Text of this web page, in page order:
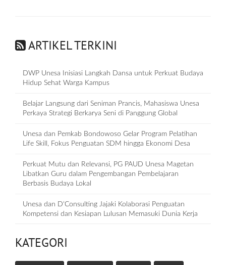
ARTIKEL TERKINI
DWP Unesa Inisiasi Langkah Dansa untuk Perkuat Budaya
Hidup Sehat Warga Kampus
Belajar Langsung dari Seniman Prancis, Mahasiswa Unesa
Perkaya Strategi Berkarya Seni di Panggung Global
Unesa dan Pemkab Bondowoso Gelar Program Pelatihan
Life Skill, Fokus Penguatan SDM hingga Ekonomi Desa
Perkuat Mutu dan Relevansi, PG PAUD Unesa Magetan
Libatkan Guru dalam Pengembangan Pembelajaran
Berbasis Budaya Lokal
Unesa dan D‘Consulting Jajaki Kolaborasi Penguatan
Kompetensi dan Kesiapan Lulusan Memasuki Dunia Kerja
KATEGORI